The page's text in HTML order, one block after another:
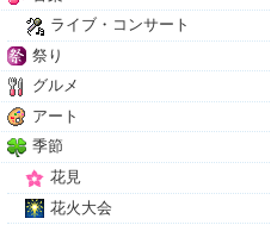
ライブ・コンサート
祭り
グルメ
アート
季節
花見
花火大会